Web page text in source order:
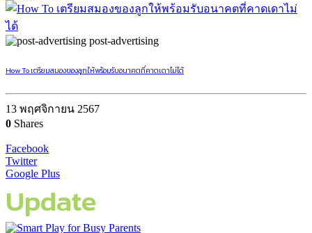
post-advertising
How To เตรียมสมองของลูกให้พร้อมรับอนาคตที่คาดเดาไม่ได้
13 พฤศจิกายน 2567
0 Shares
Facebook
Twitter
Google Plus
Update